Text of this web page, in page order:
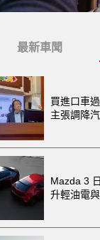
最新車聞
買進口車
主張調降
Mazda 3
升輕油電